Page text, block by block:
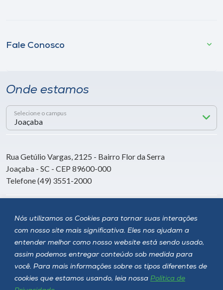
Nós utilizamos os Cookies para tornar suas interações
com nosso site mais significativa. Eles nos ajudam a
entender melhor como nosso website está sendo usado,
assim podemos entregar conteúdo sob medida para
você. Para mais informações sobre os tipos diferentes de
cookies que estamos usando, leia nossa Política de
Fale Conosco
Onde estamos
Selecione o campus
Rua Getúlio Vargas, 2125 - Bairro Flor da Serra
Joaçaba - SC - CEP 89600-000
Telefone (49) 3551-2000
Siga a Unoesc